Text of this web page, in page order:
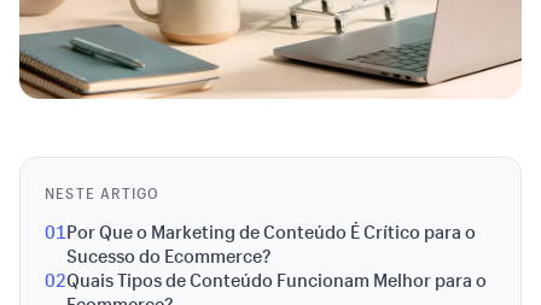
NESTE ARTIGO
01Por Que o Marketing de Conteúdo É Crítico para o
Sucesso do Ecommerce?
02Quais Tipos de Conteúdo Funcionam Melhor para o